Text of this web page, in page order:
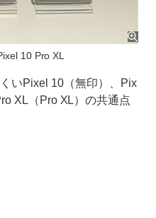
10 Pro XL
いPixel 10（無印）、Pix
XL（Pro XL）の共通点